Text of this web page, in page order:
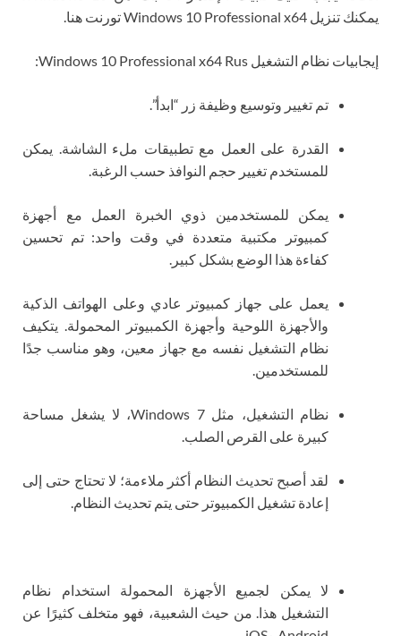
يمكنك تنزيل Windows 10 Professional x64 تورنت هنا.
إيجابيات نظام التشغيل Windows 10 Professional x64 Rus:
تم تغيير وتوسيع وظيفة زر “ابدأ”.
القدرة على العمل مع تطبيقات ملء الشاشة. يمكن
للمستخدم تغيير حجم النوافذ حسب الرغبة.
يمكن للمستخدمين ذوي الخبرة العمل مع أجهزة
كمبيوتر مكتبية متعددة في وقت واحد: تم تحسين
كفاءة هذا الوضع بشكل كبير.
يعمل على جهاز كمبيوتر عادي وعلى الهواتف الذكية
والأجهزة اللوحية وأجهزة الكمبيوتر المحمولة. يتكيف
نظام التشغيل نفسه مع جهاز معين، وهو مناسب جدًا
للمستخدمين.
نظام التشغيل، مثل Windows 7، لا يشغل مساحة
كبيرة على القرص الصلب.
لقد أصبح تحديث النظام أكثر ملاءمة؛ لا تحتاج حتى إلى
إعادة تشغيل الكمبيوتر حتى يتم تحديث النظام.
لا يمكن لجميع الأجهزة المحمولة استخدام نظام
التشغيل هذا. من حيث الشعبية، فهو متخلف كثيرًا عن